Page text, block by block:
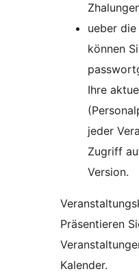
ueber
können
Ihre
jeder
Zugriff
Version.
Präsentieren
Kalender.